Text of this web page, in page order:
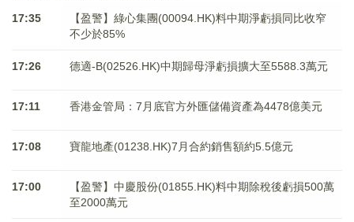
17:35
【盈警】綠心集團(00094.HK)料中期淨虧損同比收窄
不少於85%
17:26 德適-B(02526.HK)中期歸母淨虧損擴大至5588.3萬元
17:11 香港金管局：7月底官方外匯儲備資產為4478億美元
17:08 寶龍地產(01238.HK)7月合約銷售額約5.5億元
17:00
【盈警】中慶股份(01855.HK)料中期除稅後虧損500萬
至2000萬元